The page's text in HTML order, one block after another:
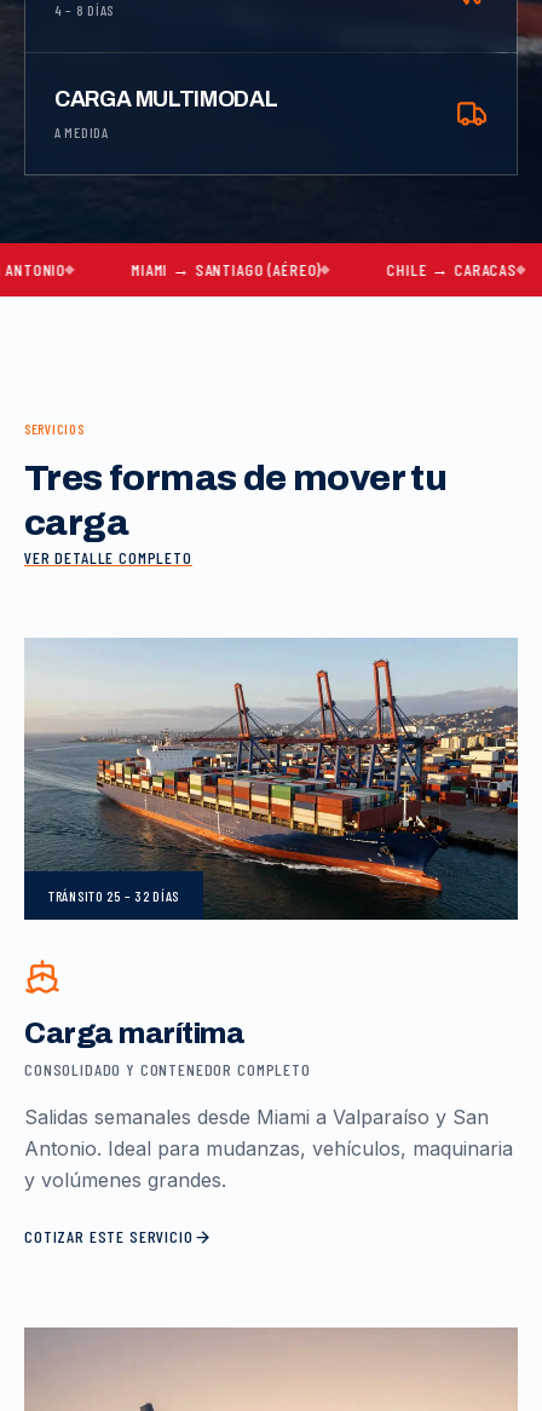
4 – 8 DÍAS
CARGA MULTIMODAL
A MEDIDA
MIAMI → SANTIAGO (AÉREO) CHILE → CARACAS
SERVICIOS
Tres formas de mover tu
carga
VER DETALLE COMPLETO
TRÁNSITO 25 – 32 DÍAS
Carga marítima
CONSOLIDADO Y CONTENEDOR COMPLETO
Salidas semanales desde Miami a Valparaíso y San
Antonio. Ideal para mudanzas, vehículos, maquinaria
y volúmenes grandes.
COTIZAR ESTE SERVICIO